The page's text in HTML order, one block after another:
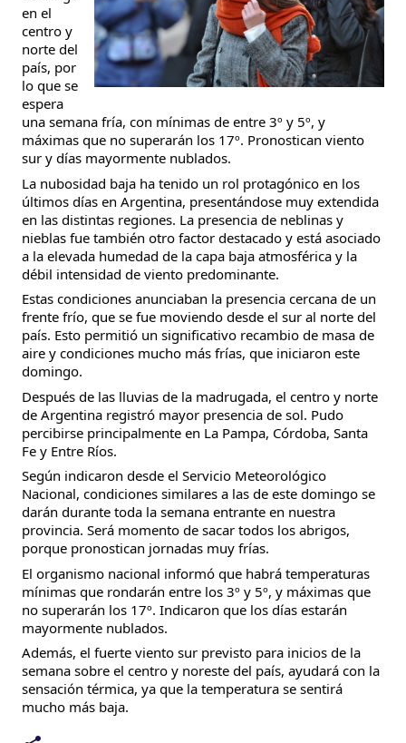
en el
centro y
norte del
país, por
lo que se
espera
una semana fría, con mínimas de entre 3º y 5º, y
máximas que no superarán los 17º. Pronostican viento
sur y días mayormente nublados.
La nubosidad baja ha tenido un rol protagónico en los
últimos días en Argentina, presentándose muy extendida
en las distintas regiones. La presencia de neblinas y
nieblas fue también otro factor destacado y está asociado
a la elevada humedad de la capa baja atmosférica y la
débil intensidad de viento predominante.
Estas condiciones anunciaban la presencia cercana de un
frente frío, que se fue moviendo desde el sur al norte del
país. Esto permitió un significativo recambio de masa de
aire y condiciones mucho más frías, que iniciaron este
domingo.
Después de las lluvias de la madrugada, el centro y norte
de Argentina registró mayor presencia de sol. Pudo
percibirse principalmente en La Pampa, Córdoba, Santa
Fe y Entre Ríos.
Según indicaron desde el Servicio Meteorológico
Nacional, condiciones similares a las de este domingo se
darán durante toda la semana entrante en nuestra
provincia. Será momento de sacar todos los abrigos,
porque pronostican jornadas muy frías.
El organismo nacional informó que habrá temperaturas
mínimas que rondarán entre los 3º y 5º, y máximas que
no superarán los 17º. Indicaron que los días estarán
mayormente nublados.
Además, el fuerte viento sur previsto para inicios de la
semana sobre el centro y noreste del país, ayudará con la
sensación térmica, ya que la temperatura se sentirá
mucho más baja.